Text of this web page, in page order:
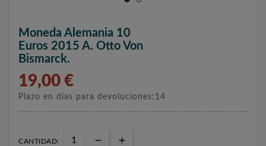
Moneda Alemania 10
Euros 2015 A. Otto Von
Bismarck.
19,00 €
Plazo en días para devoluciones:14
CANTIDAD: